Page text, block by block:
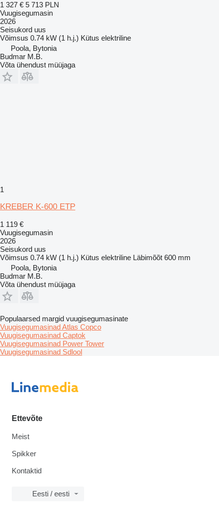
1 327 € 5 713 PLN
Vuugisegumasin
2026
Seisukord uus
Võimsus 0.74 kW (1 h.j.) Kütus elektriline
Poola, Bytonia
Budmar M.B.
Võta ühendust müüjaga
1
KREBER K-600 ETP
1 119 €
Vuugisegumasin
2026
Seisukord uus
Võimsus 0.74 kW (1 h.j.) Kütus elektriline Läbimõõt 600 mm
Poola, Bytonia
Budmar M.B.
Võta ühendust müüjaga
Populaarsed margid vuugisegumasinate
Vuugisegumasinad Atlas Copco
Vuugisegumasinad Captok
Vuugisegumasinad Power Tower
Vuugisegumasinad Sdlool
Ettevõte
Meist
Spikker
Kontaktid
Eesti / eesti